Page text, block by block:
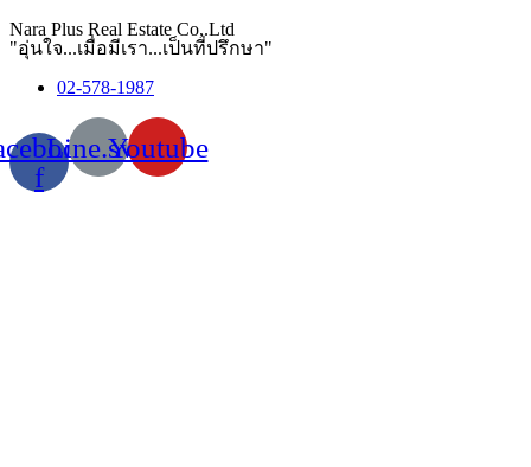
Nara Plus Real Estate Co,.Ltd
"อุ่นใจ...เมื่อมีเรา...เป็นที่ปรึกษา"
02-578-1987
f
Line.svgYoutube